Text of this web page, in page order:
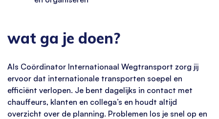
wat ga je doen?
Als Coördinator Internationaal Wegtransport zorg jij
ervoor dat internationale transporten soepel en
efficiënt verlopen. Je bent dagelijks in contact met
chauffeurs, klanten en collega’s en houdt altijd
overzicht over de planning. Problemen los je snel op en